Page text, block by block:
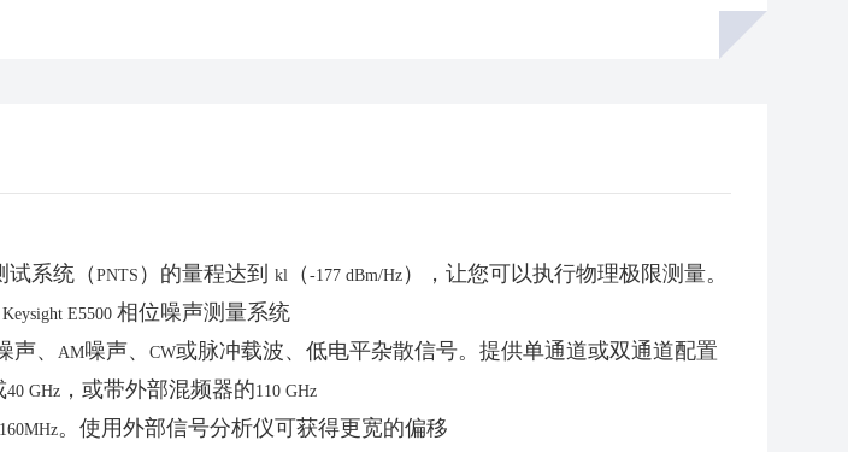
试系统（PNTS ）的量程达到 kl（ -177 dBm/Hz），让您可以执行物理极限测量。
Keysight E5500 相位噪声测量系统
、 AM噪声、 CW或脉冲载波、低电平杂散信号。提供单通道或双通道配置
40 GHz，或带外部混频器的110 GHz
160MHz。使用外部信号分析仪可获得更宽的偏移